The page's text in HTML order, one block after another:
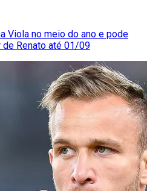
Viola no meio do ano e pode
de Renato até 01/09